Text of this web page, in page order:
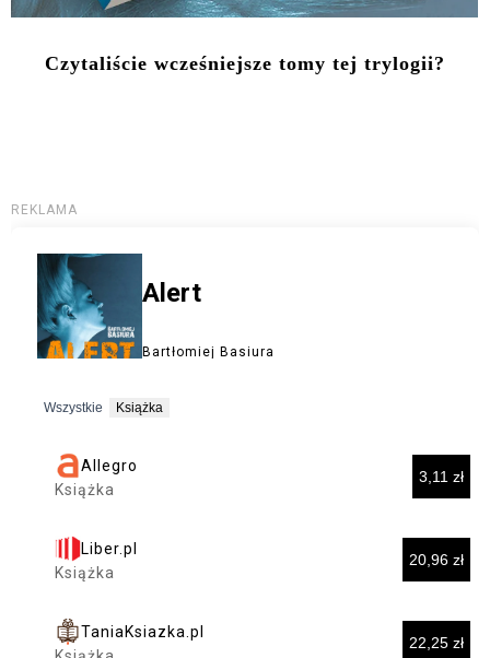
Czytaliście wcześniejsze tomy tej trylogii?